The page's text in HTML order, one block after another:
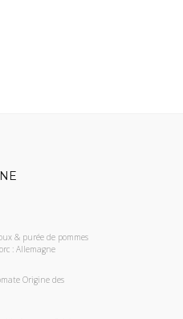
& purée de pommes
: Allemagne
Origine des